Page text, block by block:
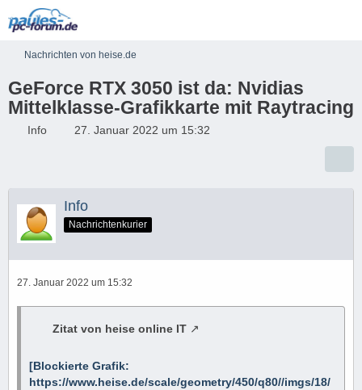
Nachrichten von heise.de
GeForce RTX 3050 ist da: Nvidias
Mittelklasse-Grafikkarte mit Raytracing
Info 27. Januar 2022 um 15:32
Info
Nachrichtenkurier
27. Januar 2022 um 15:32
Zitat von heise online IT
[Blockierte Grafik:
https://www.heise.de/scale/geometry/450/q80//imgs/18/